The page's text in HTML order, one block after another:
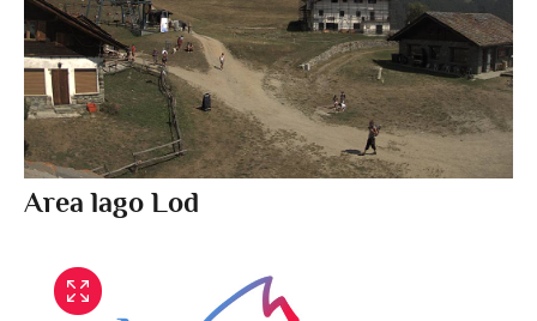
Area lago Lod